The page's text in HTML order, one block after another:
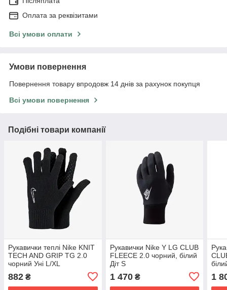
Оплата за реквізитами
Всі умови оплати
Умови повернення
Повернення товару впродовж 14 днів за рахунок покупця
Всі умови повернення
Подібні товари компанії
Рукавички теплі Nike KNIT
TECH AND GRIP TG 2.0
чорний Уні L/XL
882 ₴
Рукавички Nike Y LG CLUB
FLEECE 2.0 чорний, білий
Діт S
1 470₴ 1